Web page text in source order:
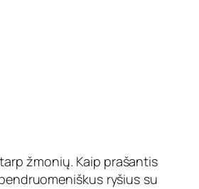
žmonių. Kaip prašantis
ryšius su